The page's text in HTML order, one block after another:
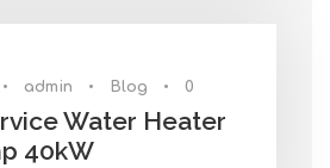
• admin • Blog • 0
Water Heater
40kW